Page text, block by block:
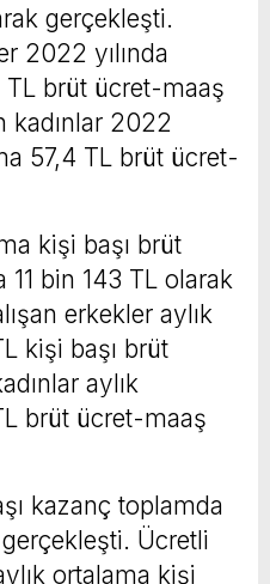
gerçekleşti.
2022 yılında
brüt ücret-maaş
kadınlar 2022
57,4 TL brüt ücret-
kişi başı brüt
bin 143 TL olarak
erkekler aylık
kişi başı brüt
aylık
brüt ücret-maaş
kazanç toplamda
Ücretli
ortalama kişi